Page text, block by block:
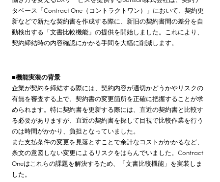
タベース「Contract One（コントラクトワン）」において、契約更
新などで新たな契約書を作成する際に、新旧の契約書間の差分を自
動検出する「文書比較機能」の提供を開始しました。これにより、
契約締結時の内容確認にかかる手間を大幅に削減します。
■機能実装の背景
企業が契約を締結する際には、契約内容が適切かどうかやリスクの
有無を審査する上で、契約書の変更箇所を正確に把握することが求
められます。特に契約書を更新する際には、直近の契約書と比較す
る必要がありますが、直近の契約書を探して目視で比較作業を行う
のは時間がかかり、負担となっていました。
また支払条件の変更を見落とすことで余計なコストがかかるなど、
条文の意図しない変更によるリスクをはらんでいました。Contract
Oneはこれらの課題を解決するため、「文書比較機能」を実装しま
した。